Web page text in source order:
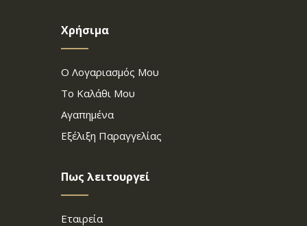
Χρήσιμα
Ο Λογαριασμός Μου
Το Καλάθι Μου
Αγαπημένα
Εξέλιξη Παραγγελίας
Πως λειτουργεί
Εταιρεία